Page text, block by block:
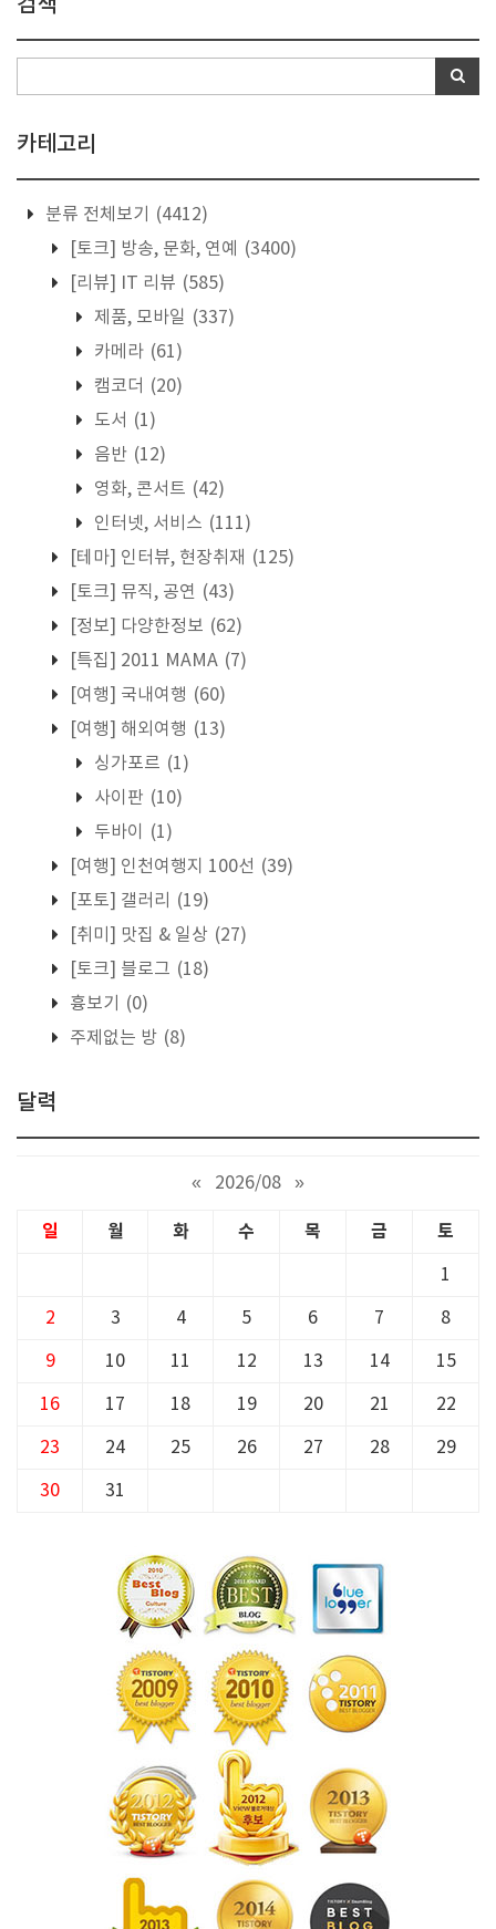
검색
카테고리
분류 전체보기
(4412)
[토크] 방송, 문화, 연예
(3400)
[리뷰] IT 리뷰 (585)
제품, 모바일 (337)
카메라 (61)
캠코더 (20)
도서 (1)
음반 (12)
영화, 콘서트 (42)
인터넷, 서비스 (111)
[테마] 인터뷰, 현장취재 (125)
[토크] 뮤직, 공연 (43)
[정보] 다양한정보 (62)
[특집] 2011 MAMA (7)
[여행] 국내여행 (60)
[여행] 해외여행 (13)
싱가포르 (1)
사이판 (10)
두바이
(1)
[여행] 인천여행지 100선 (39)
[포토] 갤러리
(19)
[취미] 맛집 & 일상 (27)
[토크] 블로그 (18)
흉보기
(0)
주제없는 방 (8)
달력
« 2026/08 »
일 월 화 수 목 금 토
1
2 3 4 5 6 7 8
9 10 11 12 13 14 15
16 17 18 19 20 21 22
23 24 25 26 27 28 29
30 31